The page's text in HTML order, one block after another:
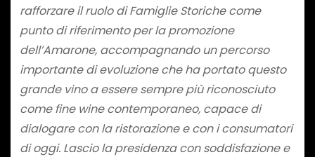
rafforzare il ruolo di Famiglie Storiche come
punto di riferimento per la promozione
dell’Amarone, accompagnando un percorso
importante di evoluzione che ha portato questo
grande vino a essere sempre più riconosciuto
come fine wine contemporaneo, capace di
dialogare con la ristorazione e con i consumatori
di oggi. Lascio la presidenza con soddisfazione e